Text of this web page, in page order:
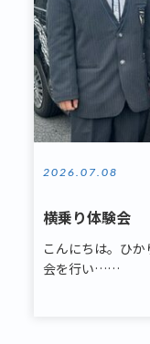
2026.07.08
横乗り体験会
こんにちは。ひ
会を行い……